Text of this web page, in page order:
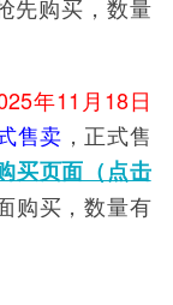
先购买，数量
年11月18日
售卖 ，正式售
买页面（点击
购买，数量有